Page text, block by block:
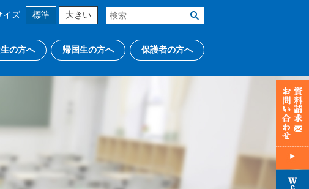
イズ 標準 大きい
の方へ 帰国生の方へ 保護者の方へ